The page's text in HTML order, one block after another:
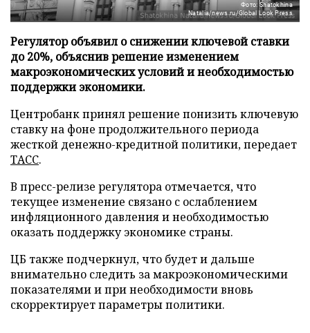
Фото: Shatokhina
Natalia/news.ru/Global Look Press
Регулятор объявил о снижении ключевой ставки
до 20%, объяснив решение изменением
макроэкономических условий и необходимостью
поддержки экономики.
Центробанк принял решение понизить ключевую
ставку на фоне продолжительного периода
жесткой денежно-кредитной политики, передает
ТАСС.
В пресс-релизе регулятора отмечается, что
текущее изменение связано с ослаблением
инфляционного давления и необходимостью
оказать поддержку экономике страны.
ЦБ также подчеркнул, что будет и дальше
внимательно следить за макроэкономическими
показателями и при необходимости вновь
скорректирует параметры политики.